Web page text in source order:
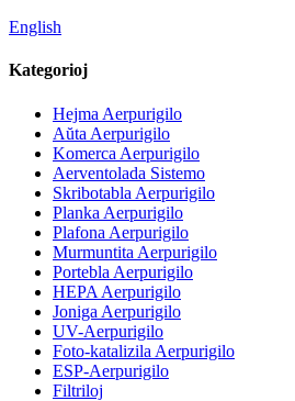
English
Kategorioj
Hejma Aerpurigilo
Aŭta Aerpurigilo
Komerca Aerpurigilo
Aerventolada Sistemo
Skribotabla Aerpurigilo
Planka Aerpurigilo
Plafona Aerpurigilo
Murmuntita Aerpurigilo
Portebla Aerpurigilo
HEPA Aerpurigilo
Joniga Aerpurigilo
UV-Aerpurigilo
Foto-katalizila Aerpurigilo
ESP-Aerpurigilo
Filtriloj